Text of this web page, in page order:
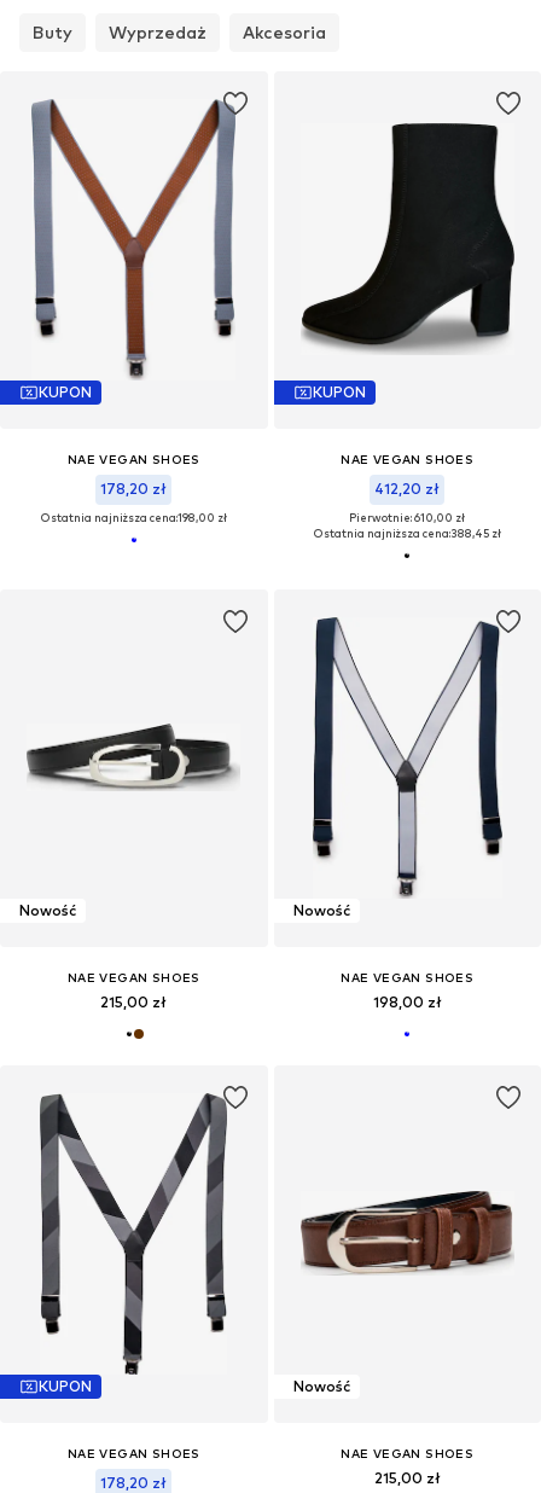
Buty Wyprzedaż Akcesoria
KUPON
NAE VEGAN SHOES
178,20 zł
Ostatnia najniższa cena:198,00 zł
KUPON
NAE VEGAN SHOES
412,20 zł
Pierwotnie: 610,00 zł
Ostatnia najniższa cena:388,45 zł
Nowość
NAE VEGAN SHOES
215,00 zł
Nowość
NAE VEGAN SHOES
198,00 zł
KUPON
NAE VEGAN SHOES
178,20 zł
Nowość
NAE VEGAN SHOES
215,00 zł